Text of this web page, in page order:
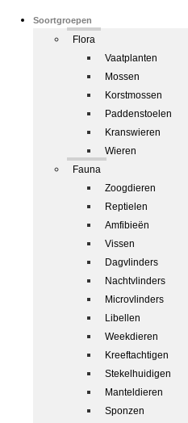
Soortgroepen
Flora
Vaatplanten
Mossen
Korstmossen
Paddenstoelen
Kranswieren
Wieren
Fauna
Zoogdieren
Reptielen
Amfibieën
Vissen
Dagvlinders
Nachtvlinders
Microvlinders
Libellen
Weekdieren
Kreeftachtigen
Stekelhuidigen
Manteldieren
Sponzen